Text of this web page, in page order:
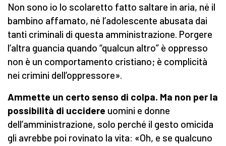
Non sono io lo scolaretto fatto saltare in aria, né il
bambino affamato, né l’adolescente abusata dai
tanti criminali di questa amministrazione. Porgere
l’altra guancia quando “qualcun altro” è oppresso
non è un comportamento cristiano; è complicità
nei crimini dell’oppressore».
Ammette un certo senso di colpa. Ma non per la
possibilità di uccidere uomini e donne
dell’amministrazione, solo perché il gesto omicida
gli avrebbe poi rovinato la vita: «Oh, e se qualcuno